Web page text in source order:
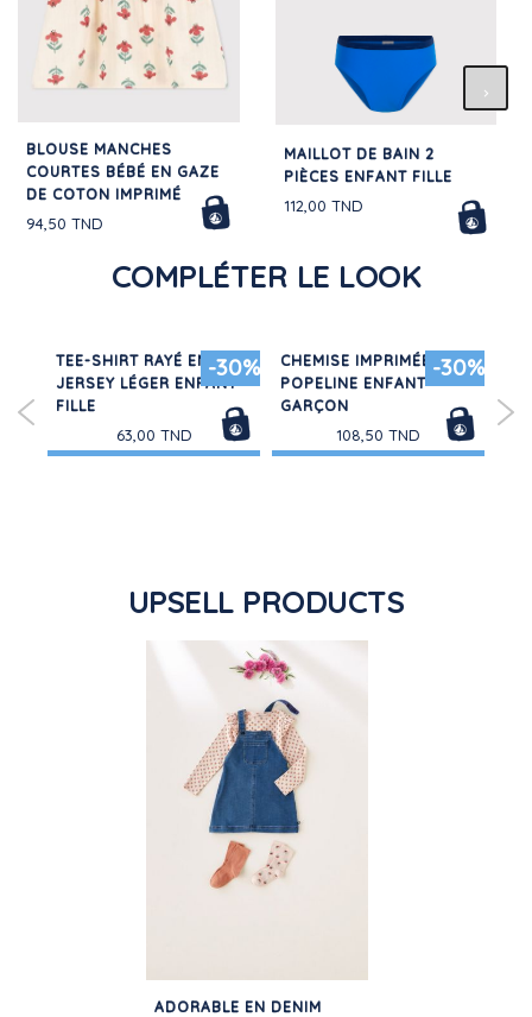
BLOUSE MANCHES
COURTES BÉBÉ EN GAZE
DE COTON IMPRIMÉ
94,50 TND
MAILLOT DE BAIN 2
PIÈCES ENFANT FILLE
112,00 TND
COMPLÉTER LE LOOK
-30%
TEE-SHIRT RAYÉ EN
JERSEY LÉGER ENFANT
FILLE
63,00 TND
-30%
CHEMISE IMPRIMÉE EN
POPELINE ENFANT
GARÇON
108,50 TND
UPSELL PRODUCTS
ADORABLE EN DENIM